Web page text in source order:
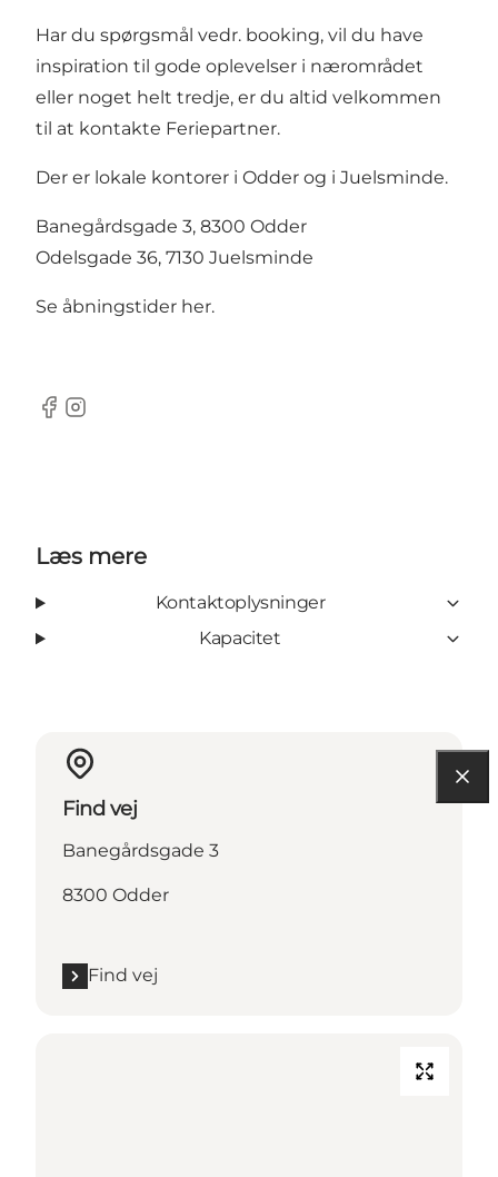
Har du spørgsmål vedr. booking, vil du have
inspiration til gode oplevelser i nærområdet
eller noget helt tredje, er du altid velkommen
til at kontakte Feriepartner.
Der er lokale kontorer i Odder og i Juelsminde.
Banegårdsgade 3, 8300 Odder
Odelsgade 36, 7130 Juelsminde
Se åbningstider her.
Facebook
Instagram
Læs mere
Kontaktoplysninger
Kapacitet
Find vej
Banegårdsgade 3
8300 Odder
Find vej